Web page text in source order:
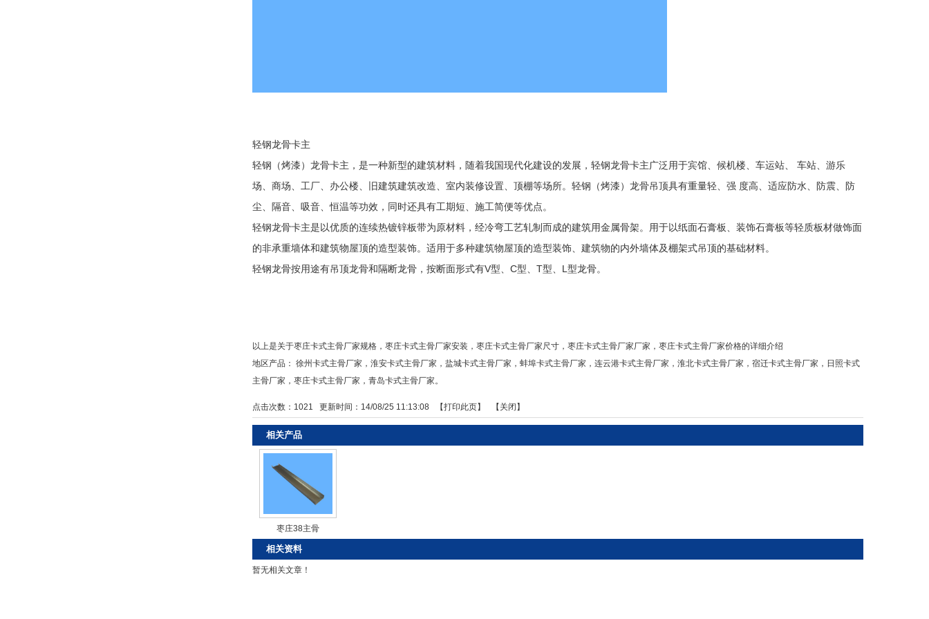
轻钢龙骨卡主
轻钢（烤漆）龙骨卡主，是一种新型的建筑材料，随着我国现代化建设的发展，轻钢龙骨卡主广泛用于宾馆、候机楼、车运站、 车站、游乐
场、商场、工厂、办公楼、旧建筑建筑改造、室内装修设置、顶棚等场所。轻钢（烤漆）龙骨吊顶具有重量轻、强 度高、适应防水、防震、防
尘、隔音、吸音、恒温等功效，同时还具有工期短、施工简便等优点。
轻钢龙骨卡主是以优质的连续热镀锌板带为原材料，经冷弯工艺轧制而成的建筑用金属骨架。用于以纸面石膏板、装饰石膏板等轻质板材做饰面
的非承重墙体和建筑物屋顶的造型装饰。适用于多种建筑物屋顶的造型装饰、建筑物的内外墙体及棚架式吊顶的基础材料。
轻钢龙骨按用途有吊顶龙骨和隔断龙骨，按断面形式有V型、C型、T型、 L型龙骨。
以上是关于枣庄卡式主骨厂家规格，枣庄卡式主骨厂家安装，枣庄卡式主骨厂家尺寸，枣庄卡式主骨厂家厂家，枣庄卡式主骨厂家价格的详细介绍
地区产品：徐州卡式主骨厂家 ，淮安卡式主骨厂家 ，盐城卡式主骨厂家 ，蚌埠卡式主骨厂家 ，连云港卡式主骨厂家 ，淮北卡式主骨厂家 ，宿迁卡式主骨厂家 ， 日照卡式
主骨厂家 ，枣庄卡式主骨厂家 ，青岛卡式主骨厂家。
点击次数： 1021 更新时间：14/08/25 11:13:08 【打印此页】 【 关闭 】
相关产品
枣庄38主骨
相关资料
暂无相关文章！